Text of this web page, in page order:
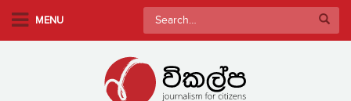
MENU
Search
for: